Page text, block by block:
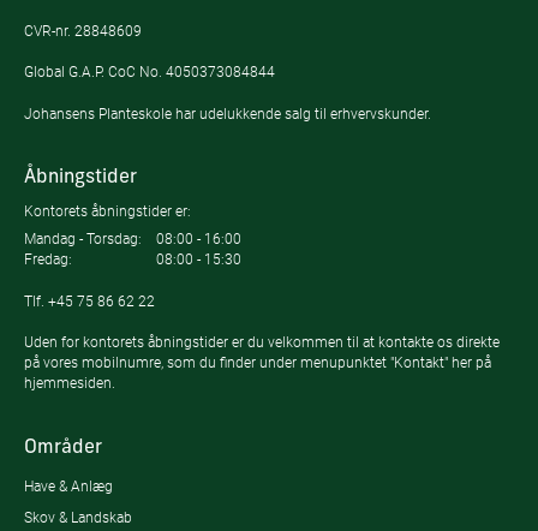
CVR-nr. 28848609
Global G.A.P. CoC No. 4050373084844
Johansens Planteskole har udelukkende salg til erhvervskunder.
Åbningstider
Kontorets åbningstider er:
Mandag - Torsdag:
08:00 - 16:00
Fredag:
08:00 - 15:30
Tlf. +45 75 86 62 22
Uden for kontorets åbningstider er du velkommen til at kontakte os direkte
på vores mobilnumre, som du finder under menupunktet "Kontakt" her på
hjemmesiden.
Områder
Have & Anlæg
Skov & Landskab